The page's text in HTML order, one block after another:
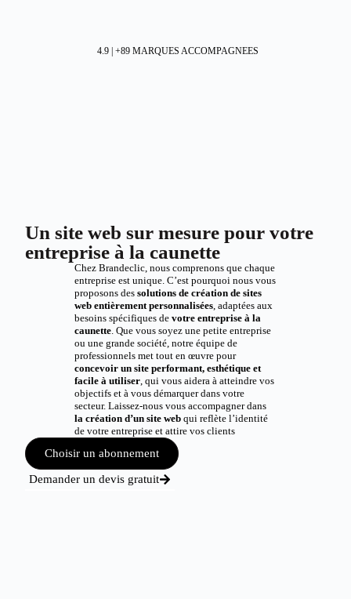
4.9 | +89 MARQUES ACCOMPAGNEES
Un site web sur mesure pour votre
entreprise à la caunette
Chez Brandeclic, nous comprenons que chaque
entreprise est unique. C’est pourquoi nous vous
proposons des solutions de création de sites
web entièrement personnalisées, adaptées aux
besoins spécifiques de votre entreprise à la
caunette. Que vous soyez une petite entreprise
ou une grande société, notre équipe de
professionnels met tout en œuvre pour
concevoir un site performant, esthétique et
facile à utiliser, qui vous aidera à atteindre vos
objectifs et à vous démarquer dans votre
secteur. Laissez-nous vous accompagner dans
la création d’un site webqui reflète l’identité
de votre entreprise et attire vos clients
Choisir un abonnement
Demander un devis gratuit